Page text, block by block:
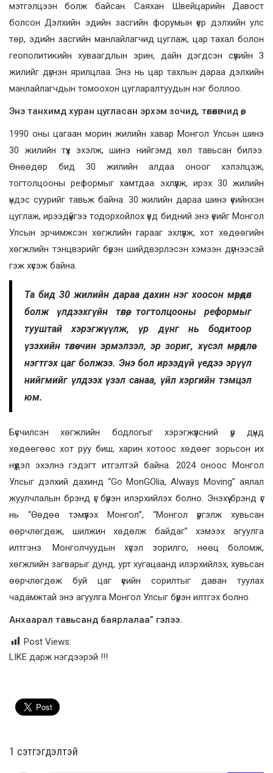
мэтгэлцээн болж байсан. Саяхан Швейцарийн Давост
болсон Дэлхийн эдийн засгийн форумын үер дэлхийн улс
төр, эдийн засгийн манлайлагчид цуглаж, цар тахал болон
геополитикийн хуваагдлын эрин, дайн дэгдсэн сүүлийн 3
жилийг дүгнэн ярилцлаа. Энэ нь цар тахлын дараа дэлхийн
манлайлагчдын томоохон цугларалтуудын нэг боллоо.
Энэ танхимд хуран цугласан эрхэм зочид, төлөөлөгчид өө,
1990 оны цагаан морин жилийн хавар Монгол Улсын шинэ
30 жилийн түүх эхэлж, шинэ нийгэмд хөл тавьсан билээ.
Өнөөдөр бид 30 жилийн алдаа оноог хэлэлцэж,
тогтолцооны реформыг хамтдаа эхлүүлж, ирэх 30 жилийн
үндэс суурийг тавьж байна. 30 жилийн дараа шинэ үеийнхэн
цуглаж, ирээдүйгээ тодорхойлох үед бидний энэ үеийг Монгол
Улсын эрчимжсэн хөгжлийн гарааг эхлүүлж, хот хөдөөгийн
хөгжлийн тэнцвэрийг бүрэн шийдвэрлэсэн хэмээн дүгнээсэй
гэж хүсэж байна.
Та бид 30 жилийн дараа дахин нэг хоосон мөрөөдөл
болж үлдээхгүйн төлөө, тогтолцооны реформыг
тууштай хэрэгжүүлж, үр дүнг нь бодитоор
үзэхийн төлөө чин эрмэлзэл, эр зориг, хүсэл мөрөөдлөө
нэгтгэх цаг болжээ. Энэ бол ирээдүй үедээ эрүүл
нийгмийг үлдээх үзэл санаа, үйл хэргийн тэмцэл
юм.
Бүсчилсэн хөгжлийн бодлогыг хэрэгжүүлсний үр дүнд
хөдөөгөөс хот руу биш, харин хотоос хөдөөг зорьсон их
нүүдэл эхэлнэ гэдэгт итгэлтэй байна. 2024 оноос Монгол
Улсыг дэлхий дахинд “Go MonGOlia, Always Moving” аялал
жуулчлалын брэнд үг бүрэн илэрхийлэх болно. Энэхүү брэнд үг
нь “Өөдөө тэмүүлэх Монгол”, “Монгол үргэлж хувьсан
өөрчлөгдөж, шилжин хөдөлж байдаг” хэмээх агуулга
илтгэнэ. Монголчуудын хүсэл зорилго, нөөц боломж,
хөгжлийн загварыг дунд, урт хугацаанд илэрхийлэх, хувьсан
өөрчлөгдөж буй цаг үеийн сорилтыг даван туулах
чадамжтай энэ агуулга Монгол Улсыг бүрэн илтгэх болно.
Анхаарал тавьсанд баярлалаа” гэлээ.
Post Views:
LIKE дарж нэгдээрэй !!!
1 сэтгэгдэлтэй